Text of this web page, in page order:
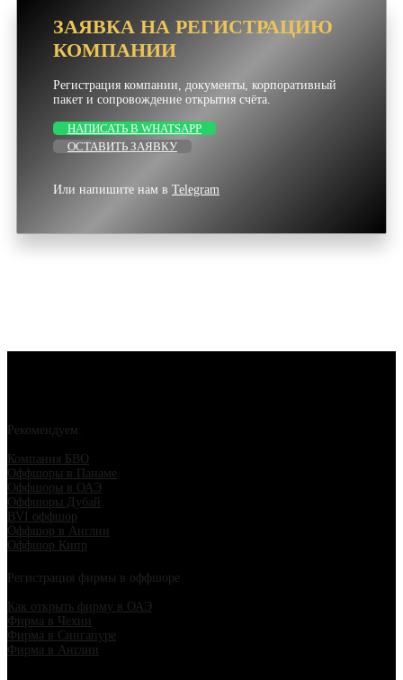
ЗАЯВКА НА РЕГИСТРАЦИЮ
КОМПАНИИ
Регистрация компании, документы, корпоративный
пакет и сопровождение открытия счёта.
НАПИСАТЬ В WHATSAPP
ОСТАВИТЬ ЗАЯВКУ
Или напишите нам в Telegram
Рекомендуем:
Компания БВО
Оффшоры в Панаме
Оффшоры в ОАЭ
Оффшоры Дубай
BVI оффшор
Оффшор в Англии
Оффшор Кипр
Регистрация фирмы в оффшоре
Как открыть фирму в ОАЭ
Фирма в Чехии
Фирма в Сингапуре
Фирма в Англии